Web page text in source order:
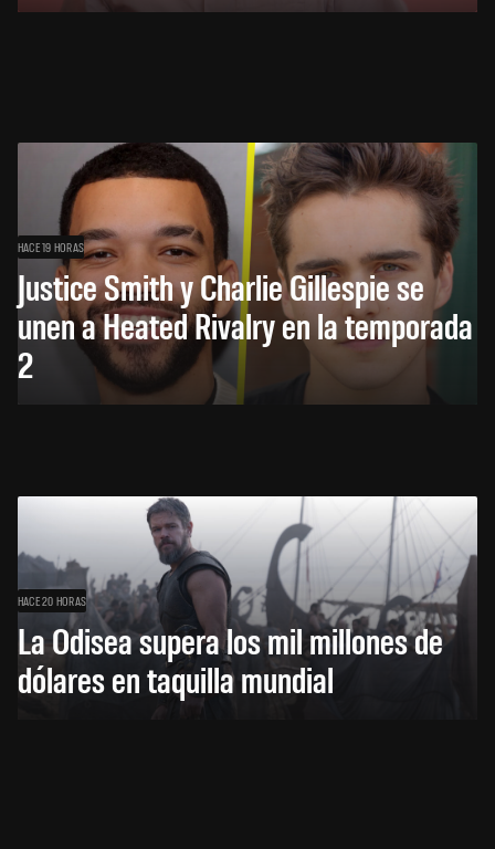
HACE 19 HORAS
Justice Smith y Charlie Gillespie se
unen a Heated Rivalry en la temporada
2
HACE 20 HORAS
La Odisea supera los mil millones de
dólares en taquilla mundial